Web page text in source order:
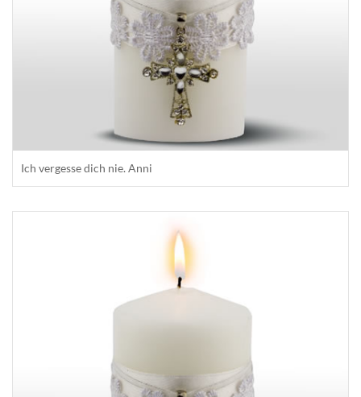
Ich vergesse dich nie. Anni